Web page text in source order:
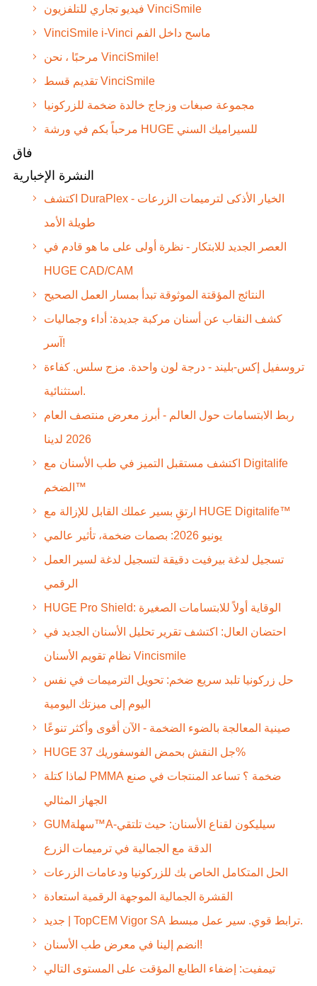
فيديو تجاري للتلفزيون VinciSmile
VinciSmile i-Vinci ماسح داخل الفم
مرحبًا ، نحن VinciSmile!
تقديم قسط VinciSmile
مجموعة صبغات وزجاج خالدة ضخمة للزركونيا
مرحباً بكم في ورشة HUGE للسيراميك السني
فاق
النشرة الإخبارية
اكتشف DuraPlex - الخيار الأذكى لترميمات الزرعات
طويلة الأمد
العصر الجديد للابتكار - نظرة أولى على ما هو قادم في
HUGE CAD/CAM
النتائج المؤقتة الموثوقة تبدأ بمسار العمل الصحيح
كشف النقاب عن أسنان مركبة جديدة: أداء وجماليات
آسر!
تروسفيل إكس-بليند - درجة لون واحدة. مزج سلس. كفاءة
استثنائية.
ربط الابتسامات حول العالم - أبرز معرض منتصف العام
2026 لدينا
اكتشف مستقبل التميز في طب الأسنان مع Digitalife
الضخم™
ارتقِ بسير عملك القابل للإزالة مع HUGE Digitalife™
يونيو 2026: بصمات ضخمة، تأثير عالمي
تسجيل لدغة بيرفيت دقيقة لتسجيل لدغة لسير العمل
الرقمي
HUGE Pro Shield: الوقاية أولاً للابتسامات الصغيرة
احتضان العال: اكتشف تقرير تحليل الأسنان الجديد في
نظام تقويم الأسنان Vincismile
حل زركونيا تلبد سريع ضخم: تحويل الترميمات في نفس
اليوم إلى ميزتك اليومية
صينية المعالجة بالضوء الضخمة - الآن أقوى وأكثر تنوعًا
HUGE جل النقش بحمض الفوسفوريك 37%
لماذا كتلة PMMA ضخمة ؟ تساعد المنتجات في صنع
الجهاز المثالي
GUMسهلة™A-سيليكون لقناع الأسنان: حيث تلتقي
الدقة مع الجمالية في ترميمات الزرع
الحل المتكامل الخاص بك للزركونيا ودعامات الزرعات
القشرة الجمالية الموجهة الرقمية استعادة
جديد | TopCEM Vigor SA ترابط قوي. سير عمل مبسط.
انضم إلينا في معرض طب الأسنان!
تيمفيت: إضفاء الطابع المؤقت على المستوى التالي